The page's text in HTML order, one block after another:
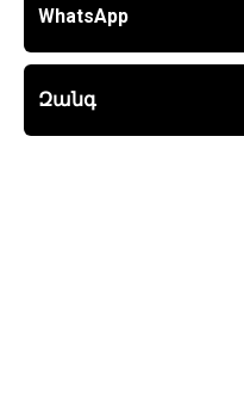
WhatsApp
Զանգ